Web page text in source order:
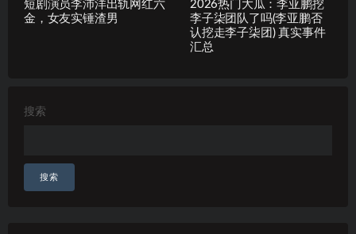
短剧演员李沛洋出轨网红六
金，女友实锤渣男
2026热门大瓜：李亚鹏挖
李子柒团队了吗(李亚鹏否
认挖走李子柒团) 真实事件
汇总
搜索
搜索